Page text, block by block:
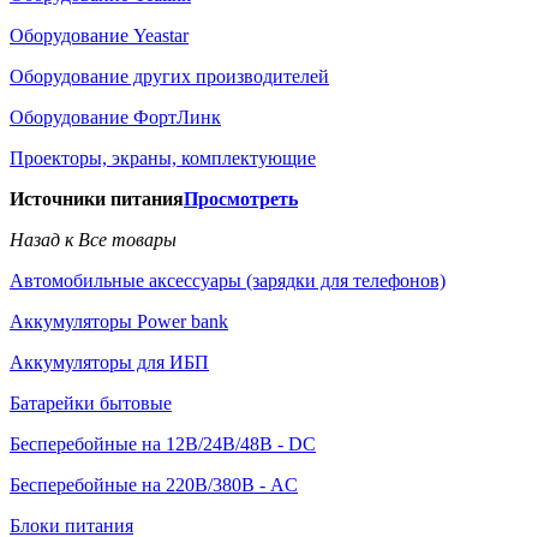
Оборудование Yeastar
Оборудование других производителей
Оборудование ФортЛинк
Проекторы, экраны, комплектующие
Источники питанияПросмотреть
Назад к Все товары
Автомобильные аксессуары (зарядки для телефонов)
Аккумуляторы Power bank
Аккумуляторы для ИБП
Батарейки бытовые
Бесперебойные на 12В/24В/48В - DC
Бесперебойные на 220В/380В - AC
Блоки питания